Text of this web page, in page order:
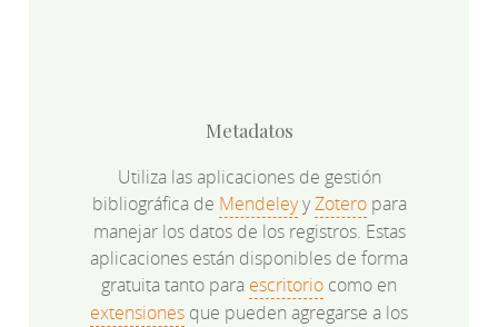
Metadatos
Utiliza las aplicaciones de gestión
bibliográfica de MendeleyyZoteropara
manejar los datos de los registros. Estas
aplicaciones están disponibles de forma
gratuita tanto para escritorio como en
extensiones que pueden agregarse a los